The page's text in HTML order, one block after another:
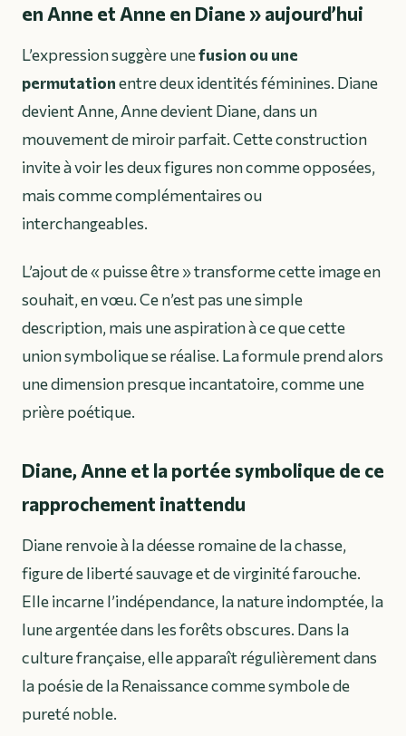
en Anne et Anne en Diane » aujourd’hui
L’expression suggère unefusion ou une
permutationentre deux identités féminines. Diane
devient Anne, Anne devient Diane, dans un
mouvement de miroir parfait. Cette construction
invite à voir les deux figures non comme opposées,
mais comme complémentaires ou
interchangeables.
L’ajout de « puisse être » transforme cette image en
souhait, en vœu. Ce n’est pas une simple
description, mais une aspiration à ce que cette
union symbolique se réalise. La formule prend alors
une dimension presque incantatoire, comme une
prière poétique.
Diane, Anne et la portée symbolique de ce
rapprochement inattendu
Diane renvoie à la déesse romaine de la chasse,
figure de liberté sauvage et de virginité farouche.
Elle incarne l’indépendance, la nature indomptée, la
lune argentée dans les forêts obscures. Dans la
culture française, elle apparaît régulièrement dans
la poésie de la Renaissance comme symbole de
pureté noble.